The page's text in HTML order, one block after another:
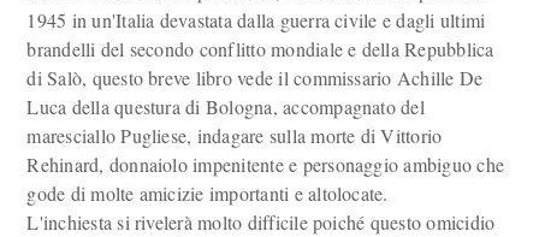
1945 in un'Italia devastata dalla guerra civile e dagli ultimi
brandelli del secondo conflitto mondiale e della Repubblica
di Salò, questo breve libro vede il commissario Achille De
Luca della questura di Bologna, accompagnato del
maresciallo Pugliese, indagare sulla morte di Vittorio
Rehinard, donnaiolo impenitente e personaggio ambiguo che
gode di molte amicizie importanti e altolocate.
L'inchiesta si rivelerà molto difficile poiché questo omicidio